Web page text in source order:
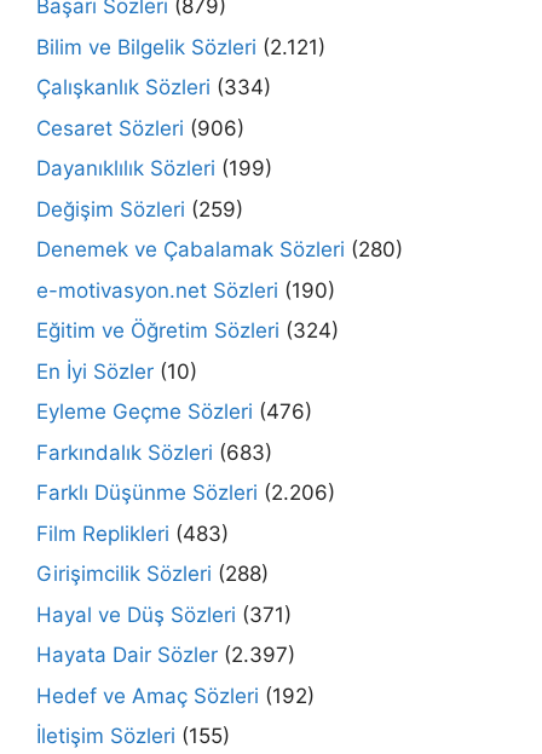
Başarı Sözleri (879)
Bilim ve Bilgelik Sözleri (2.121)
Çalışkanlık Sözleri (334)
Cesaret Sözleri (906)
Dayanıklılık Sözleri (199)
Değişim Sözleri (259)
Denemek ve Çabalamak Sözleri (280)
e-motivasyon.net Sözleri (190)
Eğitim ve Öğretim Sözleri (324)
En İyi Sözler (10)
Eyleme Geçme Sözleri (476)
Farkındalık Sözleri (683)
Farklı Düşünme Sözleri (2.206)
Film Replikleri (483)
Girişimcilik Sözleri (288)
Hayal ve Düş Sözleri (371)
Hayata Dair Sözler (2.397)
Hedef ve Amaç Sözleri (192)
İletişim Sözleri (155)